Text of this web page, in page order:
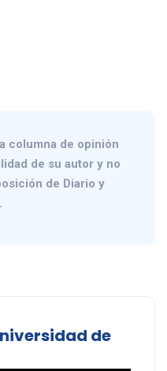
columna de opinión
de su autor y no
de Diario y
de